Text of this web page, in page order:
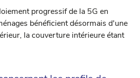
progressif de la 5G en
bénéficient désormais d'une
la couverture intérieure étant